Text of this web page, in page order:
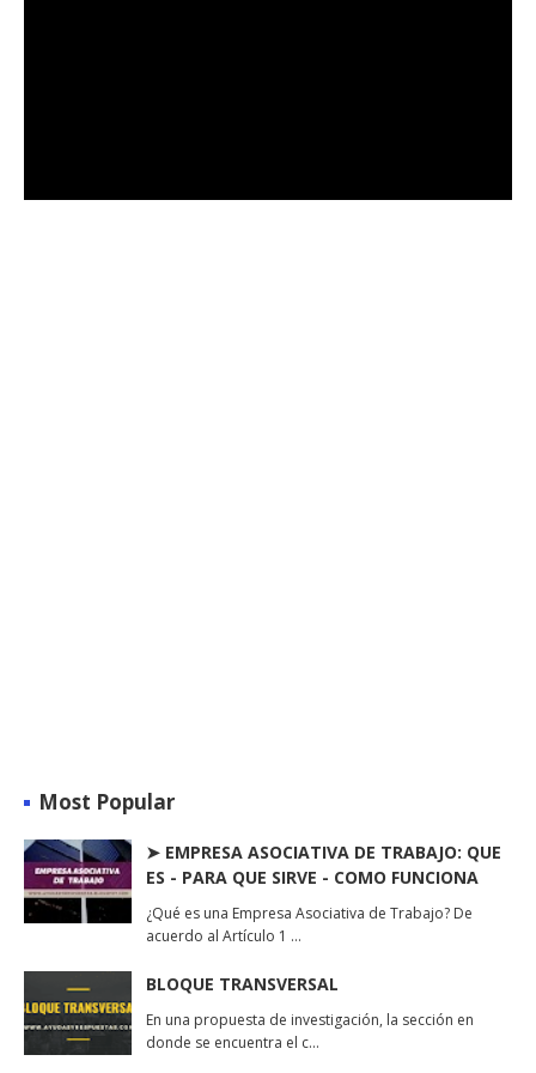
Most Popular
➤ EMPRESA ASOCIATIVA DE TRABAJO: QUE
ES - PARA QUE SIRVE - COMO FUNCIONA
¿Qué es una Empresa Asociativa de Trabajo? De
acuerdo al Artículo 1 …
BLOQUE TRANSVERSAL
En una propuesta de investigación, la sección en
donde se encuentra el c…